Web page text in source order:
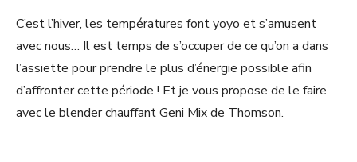
C’est l’hiver, les températures font yoyo et s’amusent
avec nous… Il est temps de s’occuper de ce qu’on a dans
l’assiette pour prendre le plus d’énergie possible afin
d’affronter cette période ! Et je vous propose de le faire
avec le blender chauffant Geni Mix de Thomson.